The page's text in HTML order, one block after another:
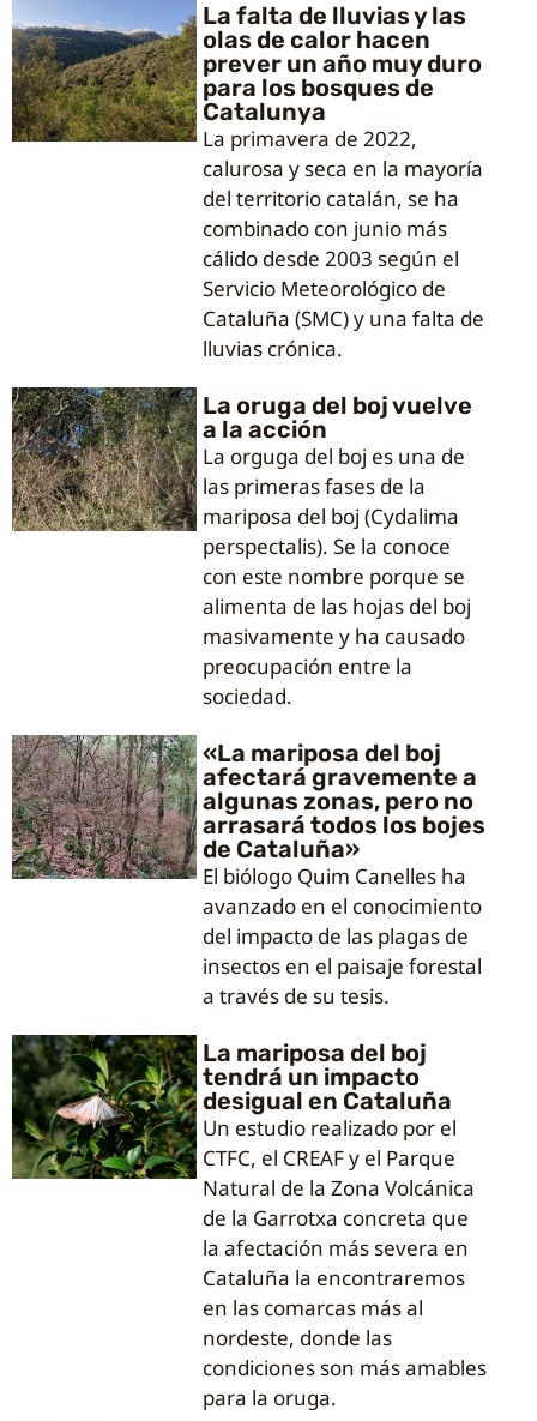
La falta de lluvias y las
olas de calor hacen
prever un año muy duro
para los bosques de
Catalunya
La primavera de 2022,
calurosa y seca en la mayoría
del territorio catalán, se ha
combinado con junio más
cálido desde 2003 según el
Servicio Meteorológico de
Cataluña (SMC) y una falta de
lluvias crónica.
La oruga del boj vuelve
a la acción
La orguga del boj es una de
las primeras fases de la
mariposa del boj (Cydalima
perspectalis). Se la conoce
con este nombre porque se
alimenta de las hojas del boj
masivamente y ha causado
preocupación entre la
sociedad.
«La mariposa del boj
afectará gravemente a
algunas zonas, pero no
arrasará todos los bojes
de Cataluña»
El biólogo Quim Canelles ha
avanzado en el conocimiento
del impacto de las plagas de
insectos en el paisaje forestal
a través de su tesis.
La mariposa del boj
tendrá un impacto
desigual en Cataluña
Un estudio realizado por el
CTFC, el CREAF y el Parque
Natural de la Zona Volcánica
de la Garrotxa concreta que
la afectación más severa en
Cataluña la encontraremos
en las comarcas más al
nordeste, donde las
condiciones son más amables
para la oruga.